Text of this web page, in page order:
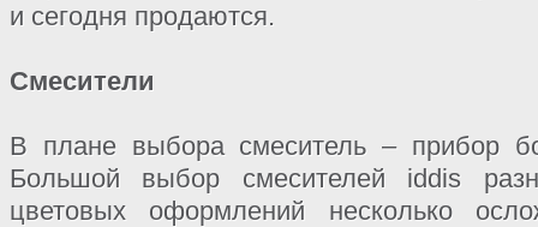
и сегодня продаются.
Смесители
В плане выбора смеситель – прибор
Большой выбор смесителей iddis
цветовых оформлений несколько